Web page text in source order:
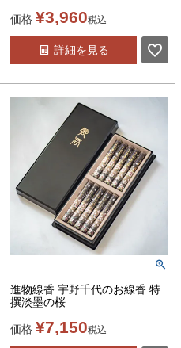
価格 ¥3,960税込
詳細を見る
進物線香 宇野千代のお線香 特
撰淡墨の桜
価格 ¥7,150税込